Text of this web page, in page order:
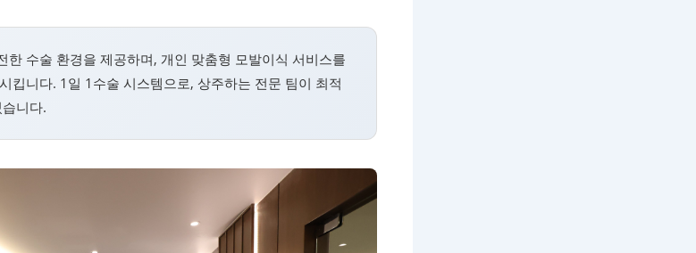
한 수술 환경을 제공하며, 개인 맞춤형 모발이식 서비스를
킵니다. 1일 1수술 시스템으로, 상주하는 전문 팀이 최적
니다.